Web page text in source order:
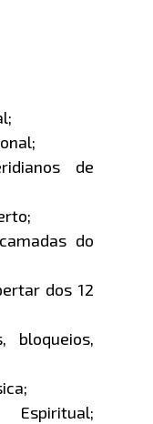
de
do
dos 12
bloqueios,